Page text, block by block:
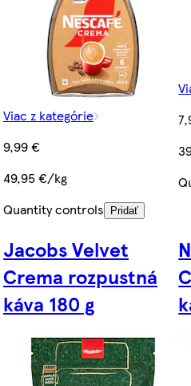
Viac z kategórie
9,99 €
49,95 €/kg
Quantity controls
Pridať
Jacobs Velvet
Crema rozpustná
káva 180 g